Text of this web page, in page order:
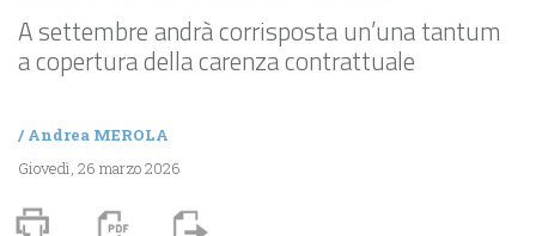
A settembre andrà corrisposta un’una tantum
a copertura della carenza contrattuale
/Andrea MEROLA
Giovedì, 26 marzo 2026